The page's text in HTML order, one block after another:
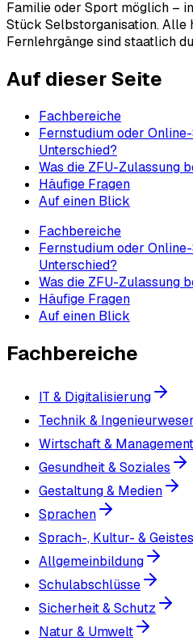
Familie oder Sport möglich –
Stück Selbstorganisation. Alle
Fernlehrgänge sind staatlich
Auf dieser Seite
Fachbereiche
Fernstudium oder
Unterschied?
Was die ZFU-Zulassung
Häufige Fragen
Auf einen Blick
Fachbereiche
Fernstudium oder
Unterschied?
Was die ZFU-Zulassung
Häufige Fragen
Auf einen Blick
Fachbereiche
IT & Digitalisierung
Technik &
Wirtschaft & Management
Gesundheit & Soziales
Gestaltung & Medien
Sprachen
Sprach-, Kultur- &
Allgemeinbildung
Schulabschlüsse
Sicherheit & Schutz
Natur & Umwelt